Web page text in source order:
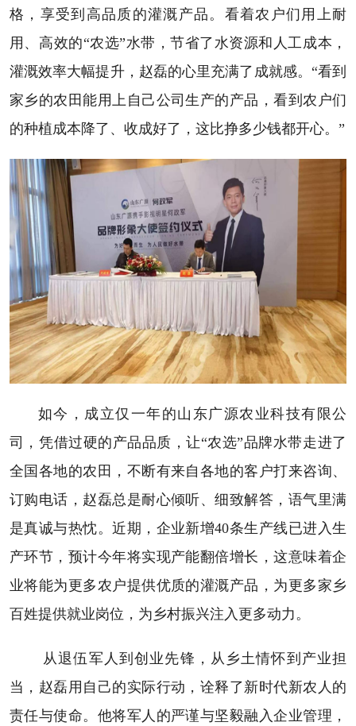
格，享受到高品质的灌溉产品。看着农户们用上耐
用、高效的“农选”水带，节省了水资源和人工成本，
灌溉效率大幅提升，赵磊的心里充满了成就感。“看到
家乡的农田能用上自己公司生产的产品，看到农户们
的种植成本降了、收成好了，这比挣多少钱都开心。”
如今，成立仅一年的山东广源农业科技有限公
司，凭借过硬的产品品质，让“农选”品牌水带走进了
全国各地的农田，不断有来自各地的客户打来咨询、
订购电话，赵磊总是耐心倾听、细致解答，语气里满
是真诚与热忱。近期，企业新增40条生产线已进入生
产环节，预计今年将实现产能翻倍增长，这意味着企
业将能为更多农户提供优质的灌溉产品，为更多家乡
百姓提供就业岗位，为乡村振兴注入更多动力。
从退伍军人到创业先锋，从乡土情怀到产业担
当，赵磊用自己的实际行动，诠释了新时代新农人的
责任与使命。他将军人的严谨与坚毅融入企业管理，